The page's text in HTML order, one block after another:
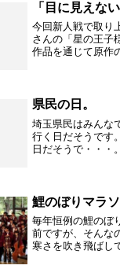
ナの良い面ではな
「目に見えな
今回新人戦で取り
さんの「星の王子
作品を通じて原作
です。そこで最初
県民の日。
埼玉県民はみんな
行く日だそうです
日だそうで・・・
のでそれほどの混
鯉のぼりマラソ
毎年恒例の鯉のぼ
前ですが、そんな
寒さを吹き飛ばし